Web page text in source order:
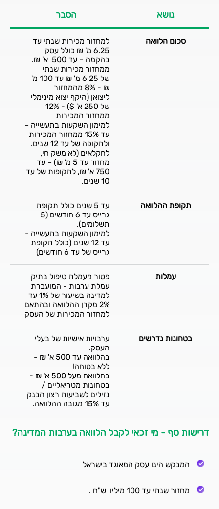
נושא הסבר
סכום הלוואה
למחזור מכירות שנתי עד
6.25 מ' ₪ כולל עסק
בהקמה – עד 500 א' ₪.
ממחזור מכירות שנתי
של 6.25 מ' ₪ עד 100 מ'
₪ - 8% מהמחזור
ליצואן (היקף יצוא מינימלי
של 250 א' $) - 12%
ממחזור המכירות
למימון השקעות בתעשייה –
עד 15% ממחזור המכירות
ולתקופה של עד 12 שנים.
לחקלאים (לא משק חי,
מחזור עד 5 מ' ₪) – עד
750 א' ₪, לתקופות של עד
10 שנים.
תקופת ההלוואה
עד 5 שנים כולל תקופת
גרייס עד 6 חודשים (5
תשלומים).
למימון השקעות בתעשייה -
עד 12 שנים (כולל תקופת
גרייס של עד 6 חודשים)
עמלות
פטור מעמלת טיפול בתיק
עמלת ערבות - המועברת
למדינה בשיעור של 1% עד
2% מקרן ההלוואה ובהתאם
למחזור המכירות של העסק
בטחונות נדרשים
ערבויות אישיות של בעלי
העסק.
בהלוואה עד 500 א' ₪ -
ללא בטוחה!
בהלוואה מעל 500 א' ₪ -
בטחונות מטריאליים /
נזילים לשביעות רצון הבנק
עד 15% מגובה ההלוואה.
דרישות סף - מי זכאי לקבל הלוואה בערבות המדינה?
המבקש הינו עסק המאוגד בישראל
מחזור שנתי עד 100 מיליון ש"ח .